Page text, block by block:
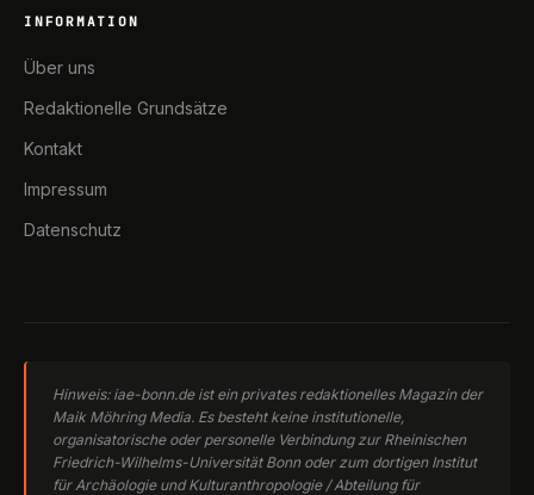
INFORMATION
Über uns
Redaktionelle Grundsätze
Kontakt
Impressum
Datenschutz
Hinweis: iae-bonn.de ist ein privates redaktionelles Magazin der
Maik Möhring Media. Es besteht keine institutionelle,
organisatorische oder personelle Verbindung zur Rheinischen
Friedrich-Wilhelms-Universität Bonn oder zum dortigen Institut
für Archäologie und Kulturanthropologie / Abteilung für